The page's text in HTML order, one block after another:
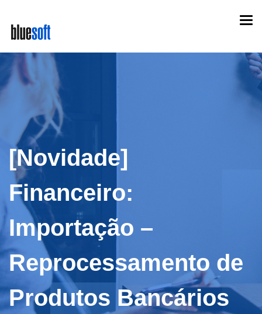
main
content
[Novidade]
Financeiro:
Importação –
Reprocessamento de
Produtos Bancários